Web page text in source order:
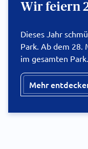
Wir feiern
Dieses Jahr
Park. Ab dem 28.
im gesamten
Mehr